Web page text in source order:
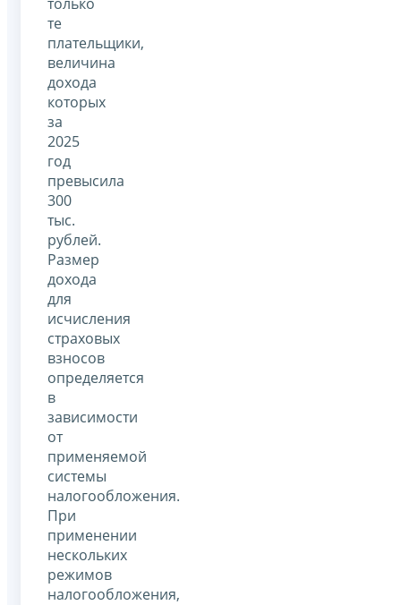
те
плательщики,
величина
дохода
которых
за
2025
год
превысила
300
тыс.
рублей.
Размер
дохода
для
исчисления
страховых
взносов
определяется
в
зависимости
от
применяемой
системы
налогообложения.
При
применении
нескольких
режимов
налогообложения,